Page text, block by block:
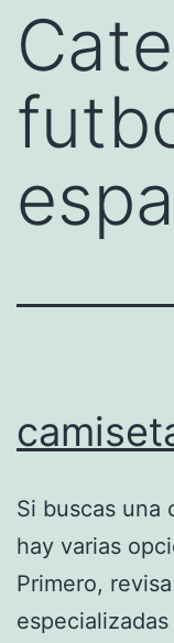
Si buscas una
hay varias
Primero,